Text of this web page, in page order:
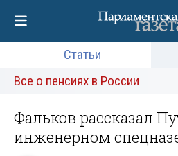
Статьи
Все о пенсиях в России
Фальков рассказал
инженерном